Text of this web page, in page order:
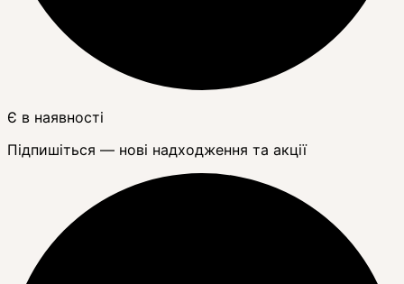
Є в наявності
Підпишіться — нові надходження та акції